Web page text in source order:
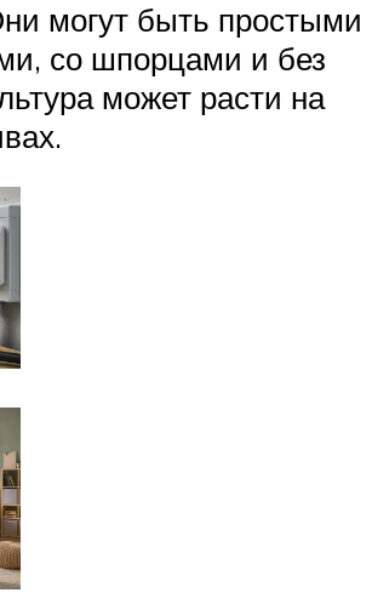
могут быть простыми
со шпорцами и без
может расти на